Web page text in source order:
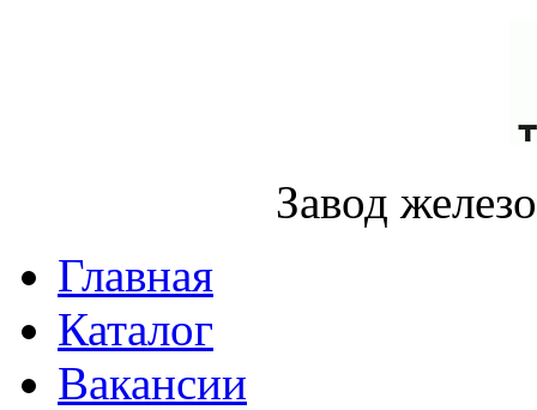
Завод
Главная
Каталог
Вакансии